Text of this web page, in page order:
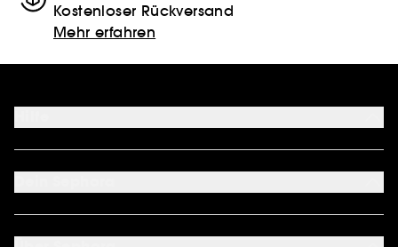
Kostenloser Rückversand
Mehr erfahren
FAQ
Kontakt
Mein Konto
Sephora Unlimited